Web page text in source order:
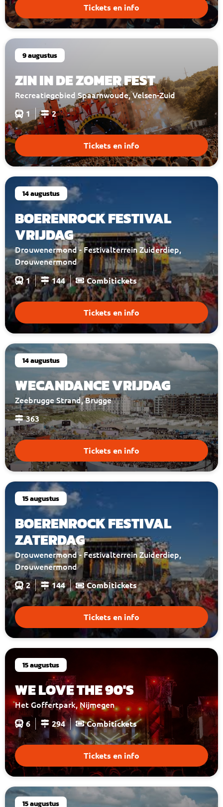
Tickets en info
9 augustus
ZIN IN DE ZOMER FEST
Recreatiegebied Spaarnwoude, Velsen-Zuid
1 2
Tickets en info
14 augustus
BOERENROCK FESTIVAL
VRIJDAG
Drouwenermond - Festivalterrein Zuiderdiep,
Drouwenermond
1 144 Combitickets
Tickets en info
14 augustus
WECANDANCE VRIJDAG
Zeebrugge Strand, Brugge
363
Tickets en info
15 augustus
BOERENROCK FESTIVAL
ZATERDAG
Drouwenermond - Festivalterrein Zuiderdiep,
Drouwenermond
2 144 Combitickets
Tickets en info
15 augustus
WE LOVE THE 90'S
Het Goffertpark, Nijmegen
6 294 Combitickets
Tickets en info
15 augustus